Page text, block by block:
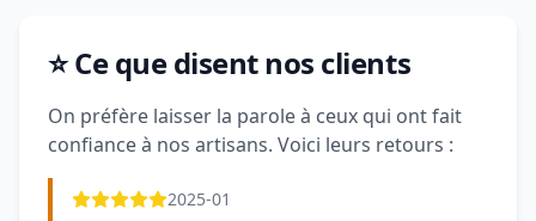
⭐ Ce que disent nos clients
On préfère laisser la parole à ceux qui ont fait
confiance à nos artisans. Voici leurs retours :
2025-01